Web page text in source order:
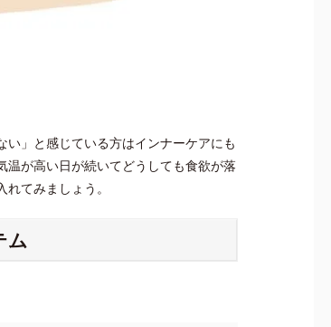
」と感じている方はインナーケアにも
が高い日が続いてどうしても食欲が落
てみましょう。
ム